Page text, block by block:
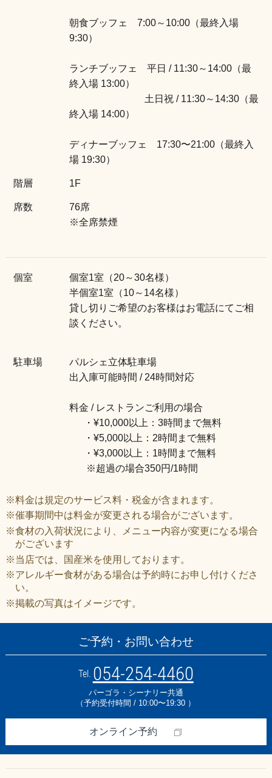
朝食ブッフェ 7:00～10:00（最終入場
9:30）
ランチブッフェ 平日 / 11:30～14:00（最
終入場 13:00）
土日祝 / 11:30～14:30（最
終入場 14:00）
ディナーブッフェ 17:30〜21:00（最終入
場 19:30）
階層 1F
席数
76席
※全席禁煙
個室
個室1室（20～30名様）
半個室1室（10～14名様）
貸し切りご希望のお客様はお電話にてご相
談ください。
駐車場
パルシェ立体駐車場
出入庫可能時間 / 24時間対応
料金 / レストランご利用の場合
・¥10,000以上：3時間まで無料
・¥5,000以上：2時間まで無料
・¥3,000以上：1時間まで無料
※超過の場合350円/1時間
※料金は規定のサービス料・税金が含まれます。
※催事期間中は料金が変更される場合がございます。
※食材の入荷状況により、メニュー内容が変更になる場合
がございます
※当店では、国産米を使用しております。
※アレルギー食材がある場合は予約時にお申し付けくださ
い。
※掲載の写真はイメージです。
ご予約・お問い合わせ
Tel. 054-254-4460
パーゴラ・シーナリー共通
（予約受付時間 / 10:00〜19:30 ）
オンライン予約